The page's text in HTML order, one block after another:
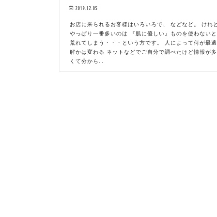
2019.12.05
お店に来られるお客様はいろいろで、 などなど。 けれ
やっぱり一番多いのは 『肌に優しい』ものを使わないと
荒れてしまう・・・という方です。 人によって何が最適
解かは変わる ネットなどでご自分で調べたけど情報が多
くて分から…